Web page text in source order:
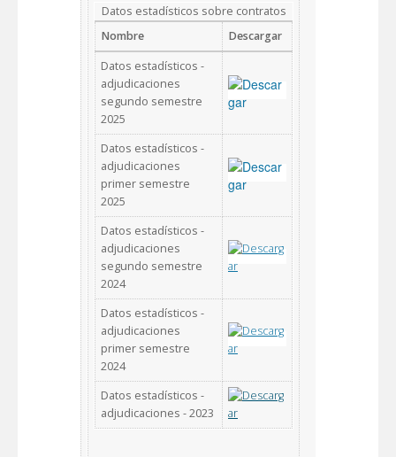
Datos estadísticos sobre contratos
Nombre
Descargar
Datos estadísticos -
adjudicaciones
segundo semestre
2025
Datos estadísticos -
adjudicaciones
primer semestre
2025
Datos estadísticos -
adjudicaciones
segundo semestre
2024
Datos estadísticos -
adjudicaciones
primer semestre
2024
Datos estadísticos -
adjudicaciones - 2023